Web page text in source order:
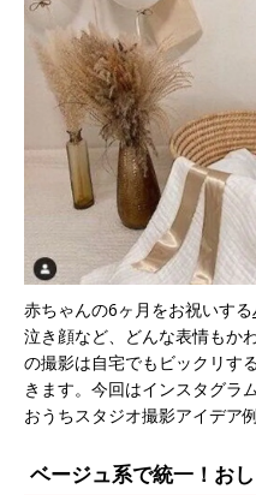
赤ちゃんの6ヶ月をお祝いする
泣き顔など、どんな表情もか
の撮影は自宅でもビックリす
きます。今回はインスタグラ
おうちスタジオ撮影アイデア
ベージュ系で統一！お